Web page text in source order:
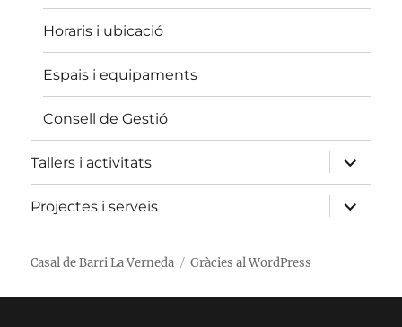
Horaris i ubicació
Espais i equipaments
Consell de Gestió
Tallers i activitats
amplia
el
menú
fill
Projectes i serveis
amplia
el
menú
Casal de Barri La Verneda Gràcies al WordPress